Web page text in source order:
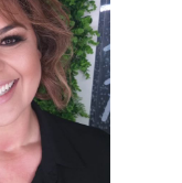
Carro
Monociclo
Moto
Ônibus